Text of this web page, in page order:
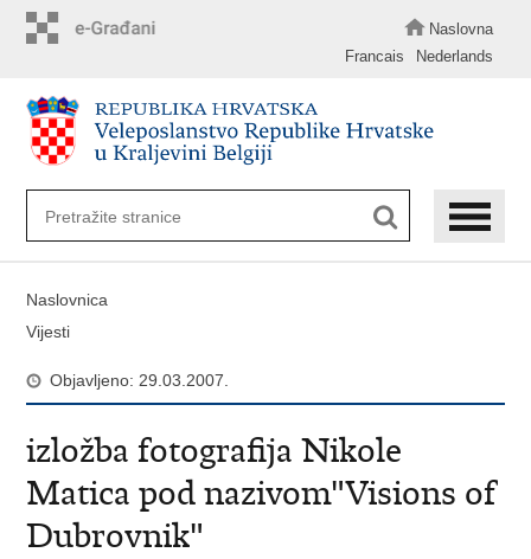
Naslovna
Francais
Nederlands
Naslovnica
Vijesti
Objavljeno: 29.03.2007.
izložba fotografija Nikole
Matica pod nazivom"Visions of
Dubrovnik"